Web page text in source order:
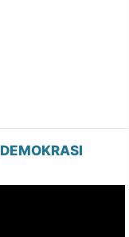
DEMOKRASI